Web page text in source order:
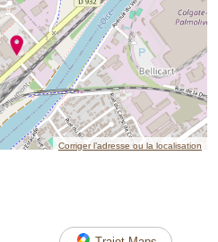
Corriger l’adresse ou la localisation